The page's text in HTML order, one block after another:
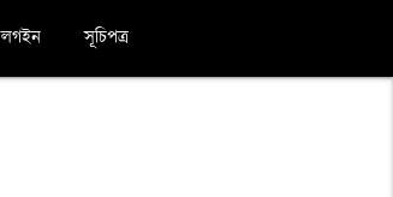
সূচিপত্র
লগইন